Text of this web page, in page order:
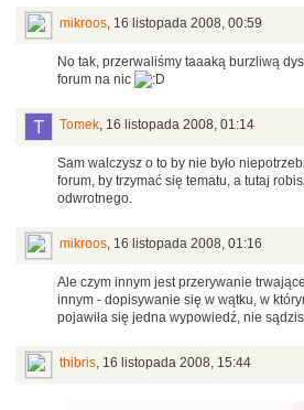
mikroos, 16 listopada 2008, 00:59
No tak, przerwaliśmy taaaką burzliwą
forum na nic
Tomek, 16 listopada 2008, 01:14
Sam walczysz o to by nie było
forum, by trzymać się tematu, a tutaj
odwrotnego.
mikroos, 16 listopada 2008, 01:16
Ale czym innym jest przerywanie
innym - dopisywanie się w wątku, w
pojawiła się jedna wypowiedź, nie
thibris, 16 listopada 2008, 15:44